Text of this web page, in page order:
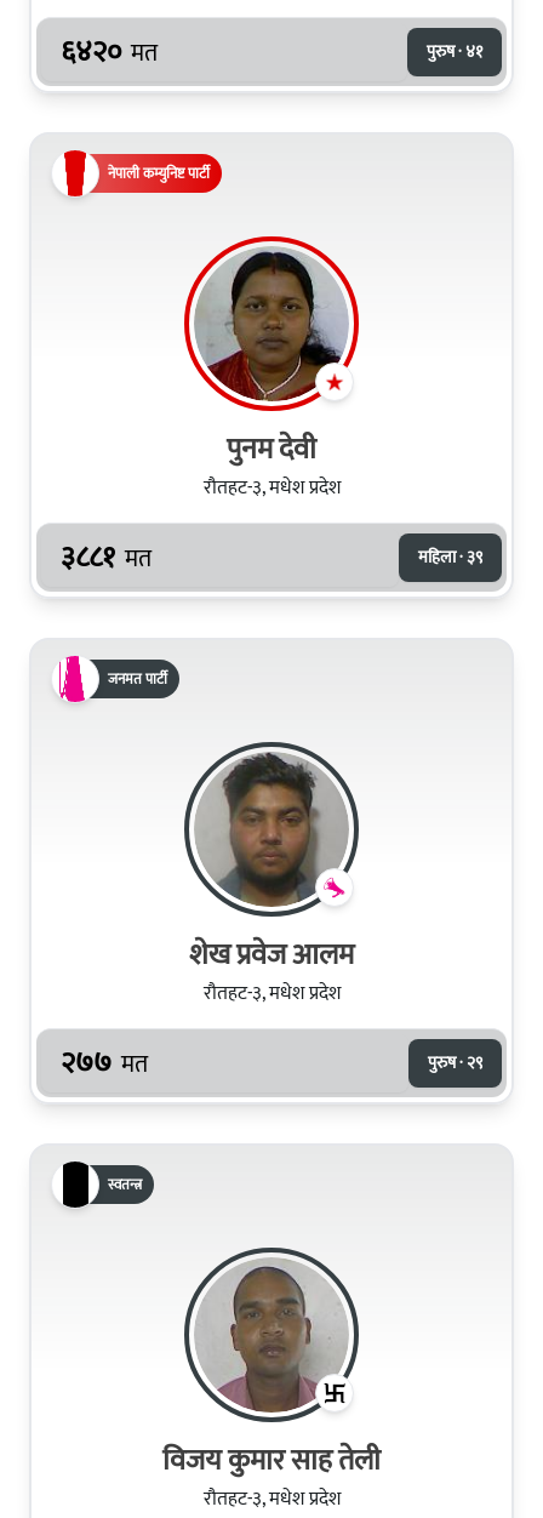
६४२० मत पुरुष · ४१
नेपाली कम्युनिष्ट पार्टी
पुनम देवी
रौतहट-३, मधेश प्रदेश
३८८१ मत महिला · ३९
जनमत पार्टी
शेख प्रवेज आलम
रौतहट-३, मधेश प्रदेश
२७७ मत पुरुष · २९
स्वतन्त्र
विजय कुमार साह तेली
रौतहट-३, मधेश प्रदेश